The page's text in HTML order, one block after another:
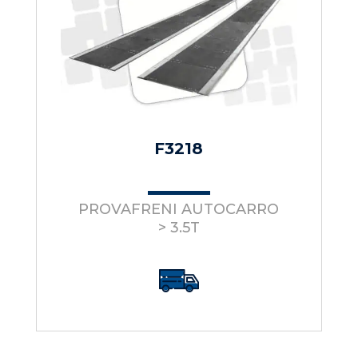
F3218
PROVAFRENI AUTOCARRO
> 3.5T